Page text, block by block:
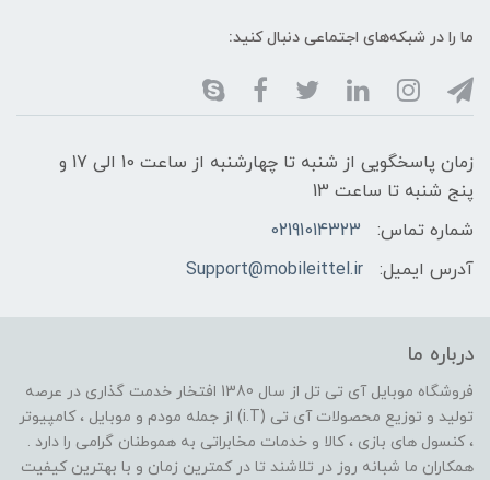
ما را در شبکه‌های اجتماعی دنبال کنید:
زمان پاسخگویی از شنبه تا چهارشنبه از ساعت 10 الی 17 و
پنج شنبه تا ساعت 13
شماره تماس:
02191014323
آدرس ایمیل:
Support@mobileittel.ir
درباره ما
فروشگاه موبایل آی تی تل از سال 1380 افتخار خدمت گذاری در عرصه
تولید و توزیع محصولات آی تی (i.T) از جمله مودم و موبایل ، کامپیوتر
، کنسول های بازی ، کالا و خدمات مخابراتی به هموطنان گرامی را دارد .
همکاران ما شبانه روز در تلاشند تا در کمترین زمان و با بهترین کیفیت